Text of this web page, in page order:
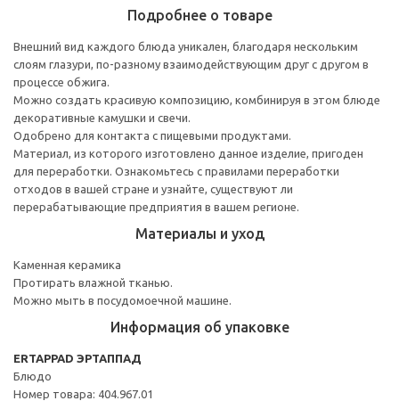
Подробнее о товаре
Внешний вид каждого блюда уникален, благодаря нескольким
слоям глазури, по-разному взаимодействующим друг с другом в
процессе обжига.
Можно создать красивую композицию, комбинируя в этом блюде
декоративные камушки и свечи.
Одобрено для контакта с пищевыми продуктами.
Материал, из которого изготовлено данное изделие, пригоден
для переработки. Ознакомьтесь с правилами переработки
отходов в вашей стране и узнайте, существуют ли
перерабатывающие предприятия в вашем регионе.
Материалы и уход
Каменная керамика
Протирать влажной тканью.
Можно мыть в посудомоечной машине.
Информация об упаковке
ERTAPPAD ЭРТАППАД
Блюдо
Номер товара: 404.967.01